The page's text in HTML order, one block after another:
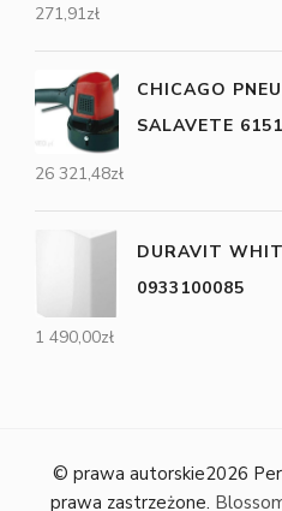
271,91zł
CHICAGO
SALAVETE
26 321,48zł
DURAVIT
0933100085
1 490,00zł
© prawa autorskie2026
prawa zastrzeżone.